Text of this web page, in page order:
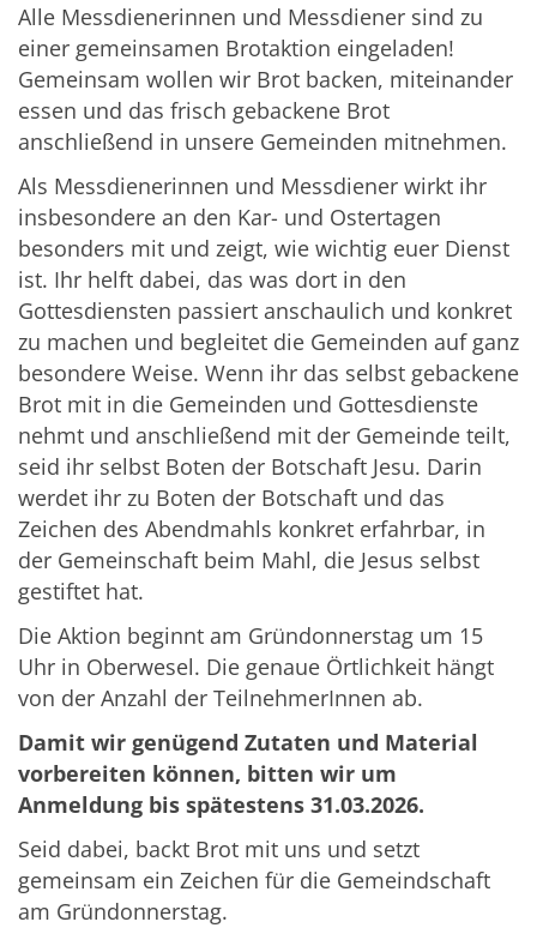
Alle Messdienerinnen und Messdiener sind zu
einer gemeinsamen Brotaktion eingeladen!
Gemeinsam wollen wir Brot backen, miteinander
essen und das frisch gebackene Brot
anschließend in unsere Gemeinden mitnehmen.
Als Messdienerinnen und Messdiener wirkt ihr
insbesondere an den Kar- und Ostertagen
besonders mit und zeigt, wie wichtig euer Dienst
ist. Ihr helft dabei, das was dort in den
Gottesdiensten passiert anschaulich und konkret
zu machen und begleitet die Gemeinden auf ganz
besondere Weise. Wenn ihr das selbst gebackene
Brot mit in die Gemeinden und Gottesdienste
nehmt und anschließend mit der Gemeinde teilt,
seid ihr selbst Boten der Botschaft Jesu. Darin
werdet ihr zu Boten der Botschaft und das
Zeichen des Abendmahls konkret erfahrbar, in
der Gemeinschaft beim Mahl, die Jesus selbst
gestiftet hat.
Die Aktion beginnt am Gründonnerstag um 15
Uhr in Oberwesel. Die genaue Örtlichkeit hängt
von der Anzahl der TeilnehmerInnen ab.
Damit wir genügend Zutaten und Material
vorbereiten können, bitten wir um
Anmeldung bis spätestens 31.03.2026.
Seid dabei, backt Brot mit uns und setzt
gemeinsam ein Zeichen für die Gemeindschaft
am Gründonnerstag.